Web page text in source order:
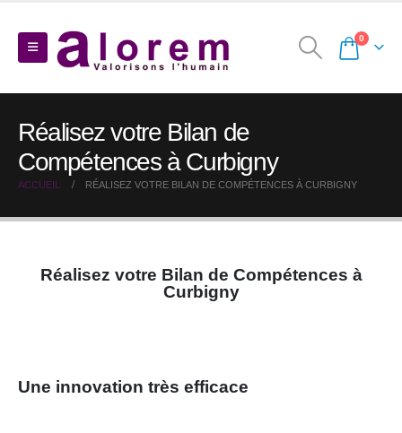
0
Réalisez votre Bilan de
Compétences à Curbigny
ACCUEIL RÉALISEZ VOTRE BILAN DE COMPÉTENCES À CURBIGNY
Réalisez votre Bilan de Compétences à
Curbigny
Une innovation très efficace